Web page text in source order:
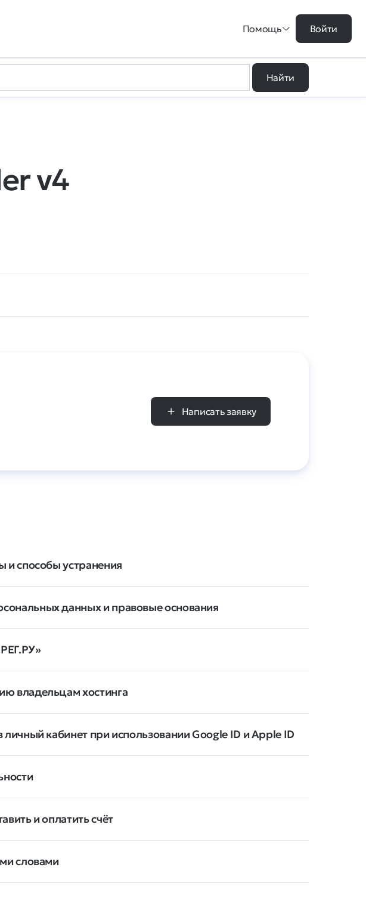
Помощь Войти
Найти
v4
Написать заявку
и способы устранения
данных и правовые основания
владельцам хостинга
личный кабинет при использовании Google ID и Apple ID
и оплатить счёт
словами